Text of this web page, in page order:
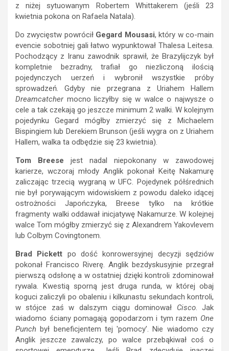
z niżej sytuowanym Robertem Whittakerem (jeśli 23
kwietnia pokona on Rafaela Natala).
Do zwycięstw powrócił Gegard Mousasi, który w co-main
evencie sobotniej gali łatwo wypunktował Thalesa Leitesa.
Pochodzący z Iranu zawodnik sprawił, że Brazylijczyk był
kompletnie bezradny, trafiał go niezliczoną ilością
pojedynczych uerzeń i wybronił wszystkie próby
sprowadzeń. Gdyby nie przegrana z Uriahem Hallem
Dreamcatchermocno liczyłby się w walce o najwysze o
cele a tak czekają go jeszcze minimum 2 walki. W kolejnym
pojedynku Gegard mógłby zmierzyć się z Michaelem
Bispingiem lub Derekiem Brunson (jeśli wygra on z Uriahem
Hallem, walka ta odbędzie się 23 kwietnia).
Tom Breese jest nadal niepokonany w zawodowej
karierze, wczoraj młody Anglik pokonał Keitę Nakamurę
zaliczając trzecią wygraną w UFC. Pojedynek półśrednich
nie był porywającym widowiskiem z powodu daleko idącej
ostrożności Japończyka, Breese tylko na krótkie
fragmenty walki oddawał inicjatywę Nakamurze. W kolejnej
walce Tom mógłby zmierzyć się z Alexandrem Yakovlevem
lub Colbym Covingtonem.
Brad Pickett po dość konrowersyjnej decyzji sędziów
pokonał Francisco Riverę. Anglik bezdyskusyjnie przegrał
pierwszą odsłonę a w ostatniej dzięki kontroli zdominował
rywala. Kwestią sporną jest druga runda, w której obaj
koguci zaliczyli po obaleniu i kilkunastu sekundach kontroli,
w stójce zaś w dalszym ciągu dominował Cisco. Jak
wiadomo ściany pomagają gopodarzom i tym razem One
Punch był beneficjentem tej 'pomocy’. Nie wiadomo czy
Anglik jeszcze zawalczy, po walce przebąkiwał coś o